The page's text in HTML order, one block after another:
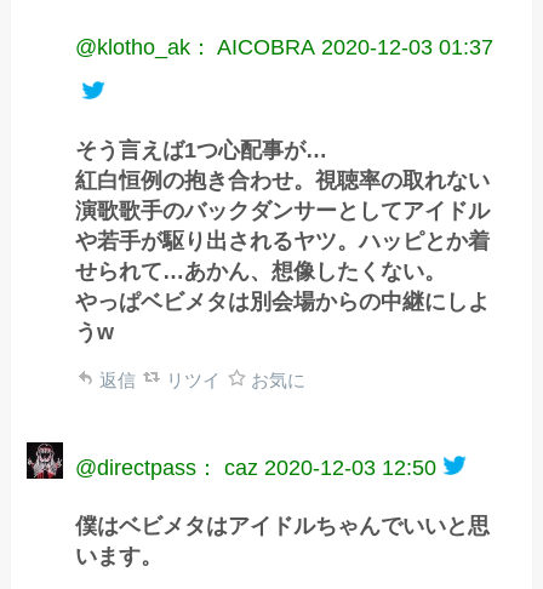
@klotho_ak： AICOBRA 2020-12-03 01:37
そう言えば1つ心配事が…
紅白恒例の抱き合わせ。視聴率の取れない
演歌歌手のバックダンサーとしてアイドル
や若手が駆り出されるヤツ。ハッピとか着
せられて…あかん、想像したくない。
やっぱベビメタは別会場からの中継にしよ
うw
返信 リツイ お気に
@directpass： caz 2020-12-03 12:50
僕はベビメタはアイドルちゃんでいいと思
います。